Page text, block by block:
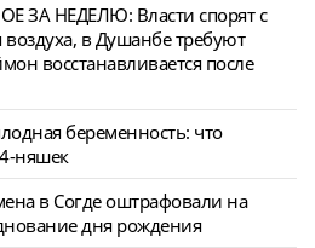
ЗА НЕДЕЛЮ: Власти спорят с
в Душанбе требуют
восстанавливается после
беременность: что
няшек
в Согде оштрафовали на
дня рождения